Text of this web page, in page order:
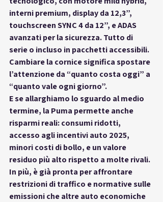
interni premium, display da 12,3”,
touchscreen SYNC 4 da 12”, e ADAS
avanzati per la sicurezza. Tutto di
serie o incluso in pacchetti accessibili.
Cambiare la cornice significa spostare
l’attenzione da “quanto costa oggi” a
“quanto vale ogni giorno”.
E se allarghiamo lo sguardo al medio
termine, la Puma permette anche
risparmi reali: consumi ridotti,
accesso agli incentivi auto 2025,
minori costi di bollo, e un valore
residuo più alto rispetto a molte rivali.
In più, è già pronta per affrontare
restrizioni di traffico e normative sulle
emissioni che altre auto economiche